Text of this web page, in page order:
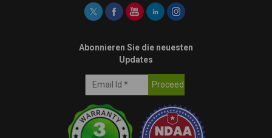
Abonnieren Sie die neuesten
Updates